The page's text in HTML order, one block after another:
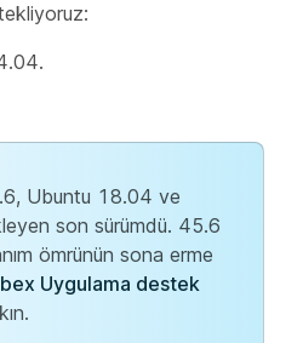
Ubuntu 18.04 ve
son sürümdü. 45.6
ömrünün sona erme
Uygulama destek